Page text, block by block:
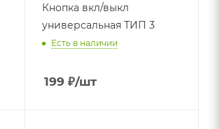
Кнопка вкл/выкл
универсальная ТИП 3
Есть в наличии
199 ₽/шт